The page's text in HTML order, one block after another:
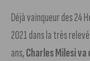
Déjà vainqueur des 24
2021 dans la très
ans,Charles Milesi